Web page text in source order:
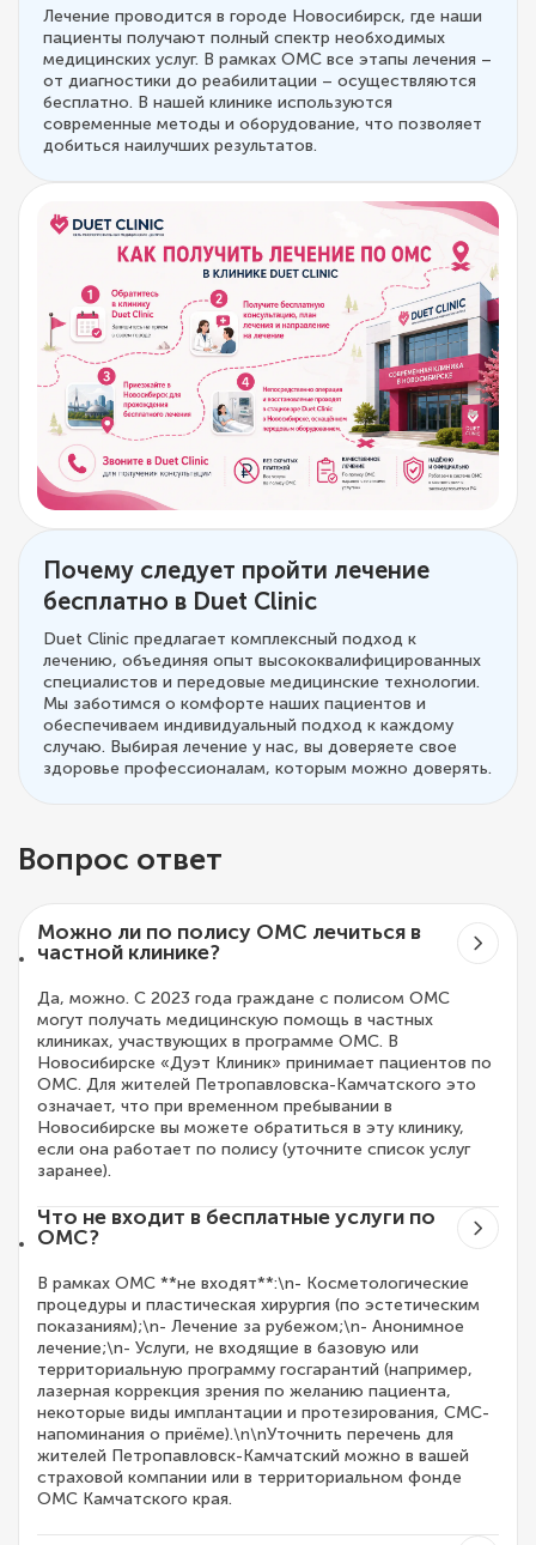
Лечение проводится в городе Новосибирск, где наши
пациенты получают полный спектр необходимых
медицинских услуг. В рамках ОМС все этапы лечения –
от диагностики до реабилитации – осуществляются
бесплатно. В нашей клинике используются
современные методы и оборудование, что позволяет
добиться наилучших результатов.
Почему следует пройти лечение
бесплатно в Duet Clinic
Duet Clinic предлагает комплексный подход к
лечению, объединяя опыт высококвалифицированных
специалистов и передовые медицинские технологии.
Мы заботимся о комфорте наших пациентов и
обеспечиваем индивидуальный подход к каждому
случаю. Выбирая лечение у нас, вы доверяете свое
здоровье профессионалам, которым можно доверять.
Вопрос ответ
Можно ли по полису ОМС лечиться в
частной клинике?
Да, можно. С 2023 года граждане с полисом ОМС
могут получать медицинскую помощь в частных
клиниках, участвующих в программе ОМС. В
Новосибирске «Дуэт Клиник» принимает пациентов по
ОМС. Для жителей Петропавловска-Камчатского это
означает, что при временном пребывании в
Новосибирске вы можете обратиться в эту клинику,
если она работает по полису (уточните список услуг
заранее).
Что не входит в бесплатные услуги по
ОМС?
В рамках ОМС **не входят**:\n- Косметологические
процедуры и пластическая хирургия (по эстетическим
показаниям);\n- Лечение за рубежом;\n- Анонимное
лечение;\n- Услуги, не входящие в базовую или
территориальную программу госгарантий (например,
лазерная коррекция зрения по желанию пациента,
некоторые виды имплантации и протезирования, СМС-
напоминания о приёме).\n\nУточнить перечень для
жителей Петропавловск-Камчатский можно в вашей
страховой компании или в территориальном фонде
ОМС Камчатского края.